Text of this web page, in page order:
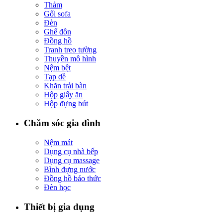
Thảm
Gối sofa
Đèn
Ghế đôn
Đồng hồ
Tranh treo tường
Thuyền mô hình
Nệm bệt
Tạp dề
Khăn trải bàn
Hộp giấy ăn
Hộp đựng bút
Chăm sóc gia đình
Nệm mát
Dụng cụ nhà bếp
Dụng cụ massage
Bình đựng nước
Đồng hồ báo thức
Đèn học
Thiết bị gia dụng